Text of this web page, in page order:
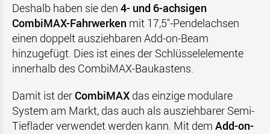
Deshalb haben sie den 4- und 6-achsigen
CombiMAX-Fahrwerken mit 17,5"-Pendelachsen
einen doppelt ausziehbaren Add-on-Beam
hinzugefügt. Dies ist eines der Schlüsselelemente
innerhalb des CombiMAX-Baukastens.
Damit ist der CombiMAX das einzige modulare
System am Markt, das auch als ausziehbarer Semi-
Tieflader verwendet werden kann. Mit dem Add-on-